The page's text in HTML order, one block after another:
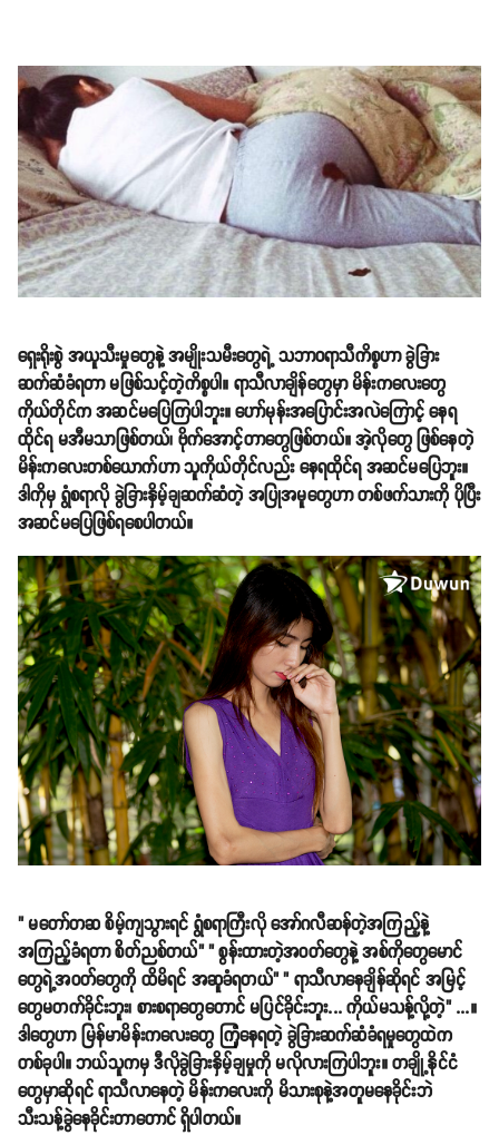
ရှေးရိုးစွဲ အယူသီးမှုတွေနဲ့ အမျိုးသမီးတွေရဲ့ သဘာဝရာသီကိစ္စဟာ ခွဲခြား
ဆက်ဆံခံရတာ မဖြစ်သင့်တဲ့ကိစ္စပါ။ ရာသီလာချိန်တွေမှာ မိန်းကလေးတွေ
ကိုယ်တိုင်က အဆင်မပြေကြပါဘူး။ ဟော်မုန်းအပြောင်းအလဲကြောင့် နေရ
ထိုင်ရ မအီမသာဖြစ်တယ်၊ ဗိုက်အောင့်တာတွေဖြစ်တယ်။ အဲ့လိုတွေ ဖြစ်နေတဲ့
မိန်းကလေးတစ်ယောက်ဟာ သူကိုယ်တိုင်လည်း နေရထိုင်ရ အဆင်မပြေဘူး။
ဒါကိုမှ ရွံစရာလို ခွဲခြားနှိမ့်ချဆက်ဆံတဲ့ အပြုအမူတွေဟာ တစ်ဖက်သားကို ပိုပြီး
အဆင်မပြေဖြစ်ရစေပါတယ်။
" မတော်တဆ စိမ့်ကျသွားရင် ရွံစရာကြီးလို အော်ဂလီဆန်တဲ့အကြည့်နဲ့
အကြည့်ခံရတာ စိတ်ညစ်တယ်" " စွန်းထားတဲ့အဝတ်တွေနဲ့ အစ်ကိုတွေမောင်
တွေရဲ့အဝတ်တွေကို ထိမိရင် အဆူခံရတယ်" " ရာသီလာနေချိန်ဆိုရင် အမြင့်
တွေမတက်ခိုင်းဘူး၊ စားစရာတွေတောင် မပြင်ခိုင်းဘူး... ကိုယ်မသန့်လို့တဲ့" ...။
ဒါတွေဟာ မြန်မာမိန်းကလေးတွေ ကြုံနေရတဲ့ ခွဲခြားဆက်ဆံခံရမှုတွေထဲက
တစ်ခုပါ။ ဘယ်သူကမှ ဒီလိုခွဲခြားနှိမ့်ချမှုကို မလိုလားကြပါဘူး။ တချို့နိုင်ငံ
တွေမှာဆိုရင် ရာသီလာနေတဲ့ မိန်းကလေးကို မိသားစုနဲ့အတူမနေခိုင်းဘဲ
သီးသန့်ခွဲနေခိုင်းတာတောင် ရှိပါတယ်။